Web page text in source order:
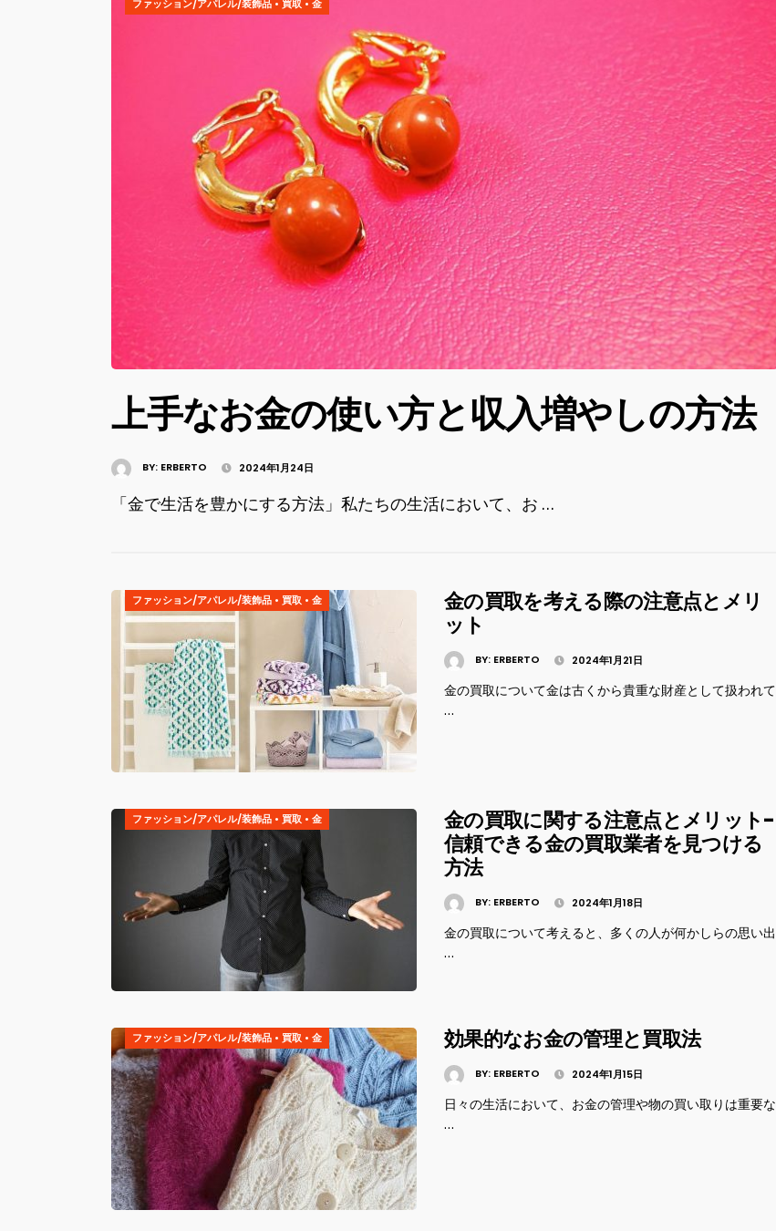
ファッション/アパレル/装飾品 • 買取 • 金
上手なお金の使い方と収入増やしの方法
BY: ERBERTO 2024年1月24日
「金で生活を豊かにする方法」私たちの生活において、お …
ファッション/アパレル/装飾品 • 買取 • 金
金の買取を考える際の注意点とメリ
ット
BY: ERBERTO 2024年1月21日
金の買取について金は古くから貴重な財産として扱われて
…
ファッション/アパレル/装飾品 • 買取 • 金
金の買取に関する注意点とメリット-
信頼できる金の買取業者を見つける
方法
BY: ERBERTO 2024年1月18日
金の買取について考えると、多くの人が何かしらの思い出
…
ファッション/アパレル/装飾品 • 買取 • 金 効果的なお金の管理と買取法
BY: ERBERTO 2024年1月15日
日々の生活において、お金の管理や物の買い取りは重要な
…